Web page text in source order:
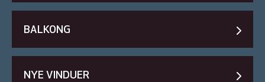
BALKONG
NYE VINDUER